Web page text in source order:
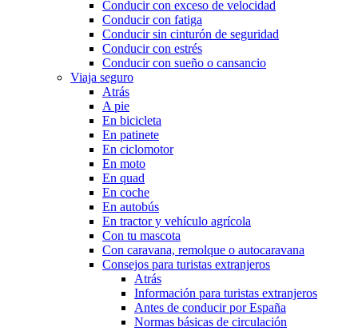
Conducir con exceso de velocidad
Conducir con fatiga
Conducir sin cinturón de seguridad
Conducir con estrés
Conducir con sueño o cansancio
Viaja seguro
Atrás
A pie
En bicicleta
En patinete
En ciclomotor
En moto
En quad
En coche
En autobús
En tractor y vehículo agrícola
Con tu mascota
Con caravana, remolque o autocaravana
Consejos para turistas extranjeros
Atrás
Información para turistas extranjeros
Antes de conducir por España
Normas básicas de circulación